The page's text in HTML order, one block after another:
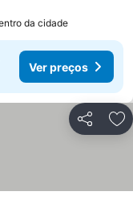
da cidade
Ver preços
Partilhar